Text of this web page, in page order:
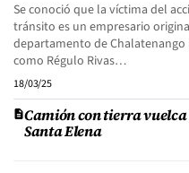
Se conoció que la víctima del
tránsito es un empresario
departamento de
como Régulo Rivas…
18/03/25
Camión con tierra
Santa Elena